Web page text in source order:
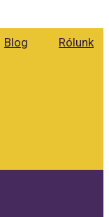
Blog
Rólunk